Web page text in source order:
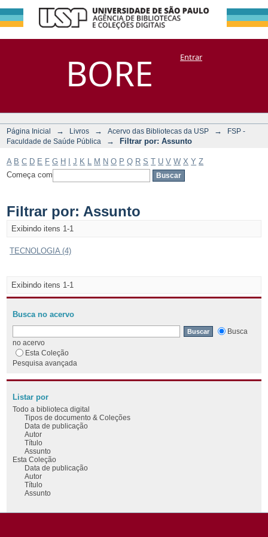
BORE
Filtrar por:
Assunto
DSpace/Manakin + CoriscoEntrar
Página Inicial → Livros → Acervo das Bibliotecas da USP →
FSP -
Faculdade de Saúde Pública
→ Filtrar por: Assunto
A B C D E F G H J K M N O P Q R S T U V W X Y Z
Começa com
Filtrar por: Assunto
Exibindo itens 1-1
TECNOLOGIA (4)
Exibindo itens 1-1
Busca no acervo
Busca
no acervo
Esta Coleção
Pesquisa avançada
Listar por
Todo a biblioteca digital
Tipos de documento & Coleções
Data de publicação
Autor
Título
Assunto
Esta Coleção
Data de publicação
Autor
Título
Assunto